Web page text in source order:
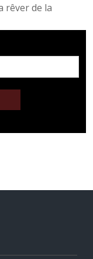
rêver de la